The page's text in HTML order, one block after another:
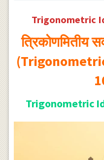
Trigonometric
त्रिकोणमितीय
Trigonometric